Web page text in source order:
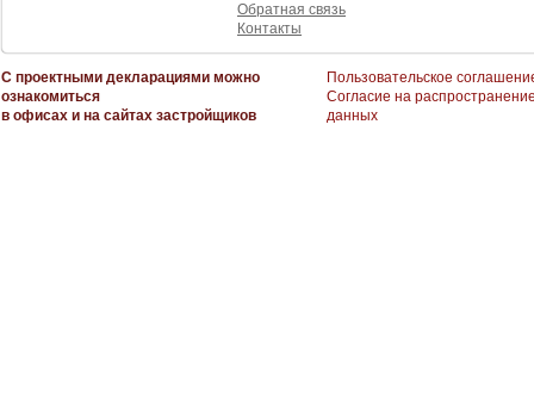
Обратная связь
Контакты
С проектными декларациями можно
ознакомиться
в офисах и на сайтах застройщиков
Пользовательское
Согласие на
данных